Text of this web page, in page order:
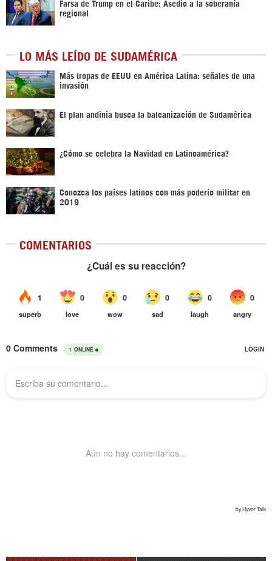
Farsa de Trump en el Caribe: Asedio a la soberanía
regional
LO MÁS LEÍDO DE SUDAMÉRICA
Más tropas de EEUU en América Latina: señales de una
invasión
El plan andinia busca la balcanización de Sudamérica
¿Cómo se celebra la Navidad en Latinoamérica?
Conozca los países latinos con más poderío militar en
2019
COMENTARIOS